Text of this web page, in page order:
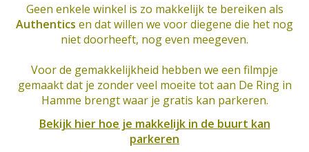
Geen enkele winkel is zo makkelijk te bereiken als
Authentics en dat willen we voor diegene die het nog
niet doorheeft, nog even meegeven.
Voor de gemakkelijkheid hebben we een filmpje
gemaakt dat je zonder veel moeite tot aan De Ring in
Hamme brengt waar je gratis kan parkeren.
Bekijk hier hoe je makkelijk in de buurt kan
parkeren